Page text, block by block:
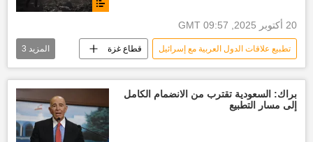
20 أكتوبر 2025, 09:57 GMT
تطبيع علاقات الدول العربية مع إسرائيل قطاع غزة
السلام اعلان دولة فلسطين
استطلاعات الرأي
المزيد 3
براك: السعودية تقترب من الانضمام الكامل
إلى مسار التطبيع